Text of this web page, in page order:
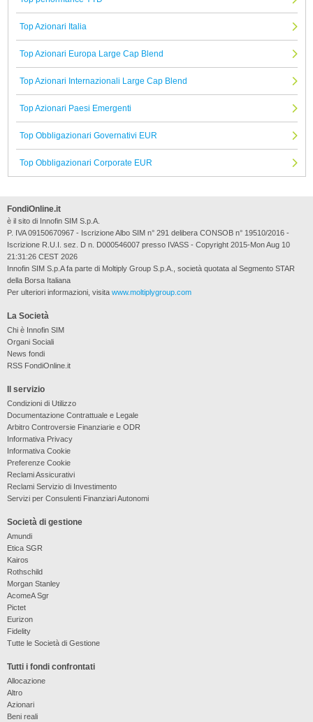
Top Azionari Italia
Top Azionari Europa Large Cap Blend
Top Azionari Internazionali Large Cap Blend
Top Azionari Paesi Emergenti
Top Obbligazionari Governativi EUR
Top Obbligazionari Corporate EUR
La Società
Chi è Innofin SIM
Organi Sociali
News fondi
RSS FondiOnline.it
Il servizio
Condizioni di Utilizzo
Documentazione Contrattuale e Legale
Arbitro Controversie Finanziarie e ODR
Informativa Privacy
Informativa Cookie
Preferenze Cookie
Reclami Assicurativi
Reclami Servizio di Investimento
Servizi per Consulenti Finanziari Autonomi
Società di gestione
Amundi
Etica SGR
Kairos
Rothschild
Morgan Stanley
AcomeA Sgr
Pictet
Eurizon
Fidelity
Tutte le Società di Gestione
Tutti i fondi confrontati
Allocazione
Altro
Azionari
Beni reali
FondiOnline.it
è il sito di Innofin SIM S.p.A.
P. IVA 09150670967 - Iscrizione Albo SIM n° 291 delibera CONSOB n° 19510/2016 -
Iscrizione R.U.I. sez. D n. D000546007 presso IVASS - Copyright 2015-Mon Aug 10
21:31:26 CEST 2026
Innofin SIM S.p.A fa parte di Moltiply Group S.p.A., società quotata al Segmento STAR
della Borsa Italiana
Per ulteriori informazioni, visita www.moltiplygroup.com